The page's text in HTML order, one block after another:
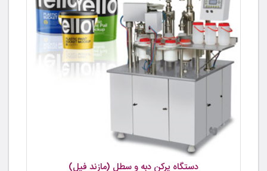
دستگاه پرکن دبه و سطل (مازند فیل)